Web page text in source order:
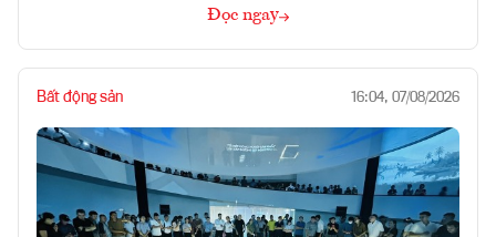
Đọc ngay
Bất động sản 16:04, 07/08/2026